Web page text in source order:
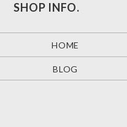
SHOP INFO.
HOME
BLOG